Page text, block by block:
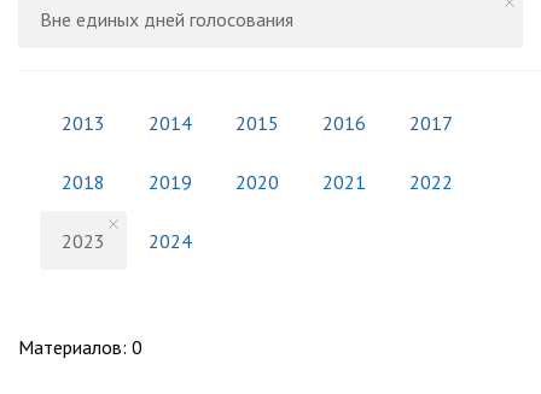
Вне единых дней голосования
2013 2014 2015 2016 2017
2018 2019 2020 2021 2022
2023 2024
Материалов: 0